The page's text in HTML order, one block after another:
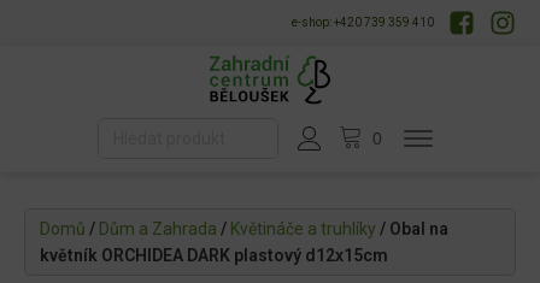
e-shop: +420 739 359 410
Domů / Dům a Zahrada / Květináče a truhlíky / Obal na
květník ORCHIDEA DARK plastový d12x15cm